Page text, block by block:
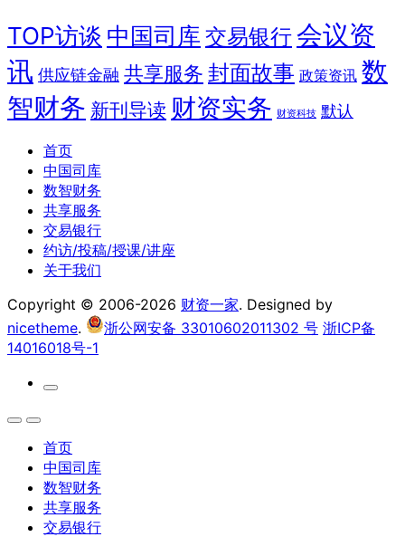
TOP访谈 中国司库 交易银行会议资
讯 供应链金融 共享服务 封面故事 政策资讯 数
智财务 新刊导读 财资实务 财资科技 默认
首页
中国司库
数智财务
共享服务
交易银行
约访/投稿/授课/讲座
关于我们
Copyright © 2006-2026 财资一家. Designed by
nicetheme. 浙公网安备 33010602011302 号 浙ICP备
14016018号-1
首页
中国司库
数智财务
共享服务
交易银行